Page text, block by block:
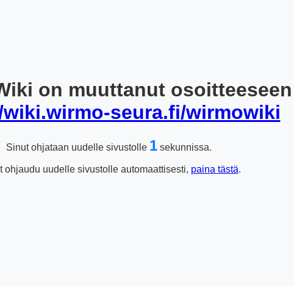
on muuttanut osoitteeseen
seura.fi/wirmowiki
Sinut ohjataan uudelle sivustolle 1sekunnissa.
ohjaudu uudelle sivustolle automaattisesti, paina tästä.